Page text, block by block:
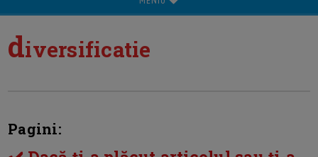
diversificatie
Pagini: